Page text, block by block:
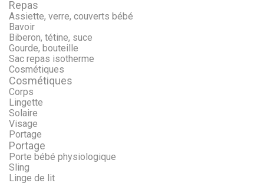
Repas
Assiette, verre, couverts bébé
Bavoir
Biberon, tétine, suce
Gourde, bouteille
Sac repas isotherme
Cosmétiques
Cosmétiques
Corps
Lingette
Solaire
Visage
Portage
Portage
Porte bébé physiologique
Sling
Linge de lit